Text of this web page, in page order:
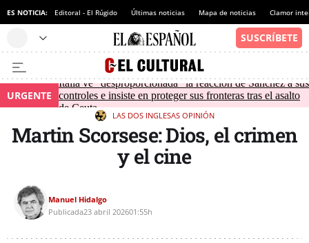
ES NOTICIA: Editoral - El Rúgido Últimas noticias Mapa de noticias Clamor
URGENTE
Italia ve "desproporcionada" la reacción de Sánchez a sus
controles e insiste en proteger sus fronteras tras el asalto
de Ceuta
LAS DOS INGLESAS OPINIÓN
Martin Scorsese: Dios, el crimen
y el cine
Manuel Hidalgo
Publicada23 abril 202601:55h